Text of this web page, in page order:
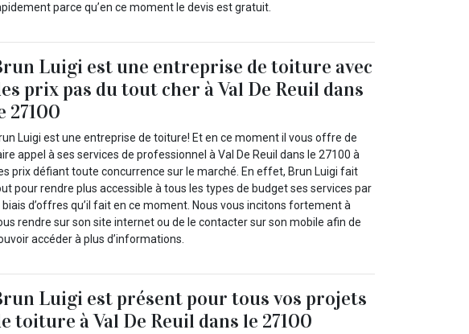
parce qu’en ce moment le devis est gratuit.
Luigi est une entreprise de toiture avec
prix pas du tout cher à Val De Reuil dans
27100
Luigi est une entreprise de toiture! Et en ce moment il vous offre de
appel à ses services de professionnel à Val De Reuil dans le 27100 à
prix défiant toute concurrence sur le marché. En effet, Brun Luigi fait
pour rendre plus accessible à tous les types de budget ses services par
biais d’offres qu’il fait en ce moment. Nous vous incitons fortement à
rendre sur son site internet ou de le contacter sur son mobile afin de
accéder à plus d’informations.
Luigi est présent pour tous vos projets
toiture à Val De Reuil dans le 27100